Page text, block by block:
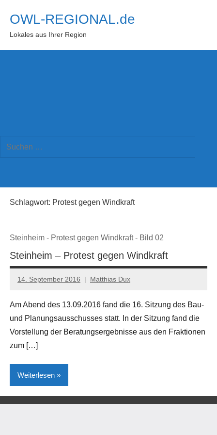
Inhalt
springen
OWL-REGIONAL.de
Lokales aus Ihrer Region
Suchen
Schlagwort: Protest gegen Windkraft
Steinheim - Protest gegen Windkraft - Bild 02
Steinheim – Protest gegen Windkraft
14. September 2016 Matthias Dux
Am Abend des 13.09.2016 fand die 16. Sitzung des Bau-
und Planungsausschusses statt. In der Sitzung fand die
Vorstellung der Beratungsergebnisse aus den Fraktionen
zum […]
Weiterlesen
Kreis